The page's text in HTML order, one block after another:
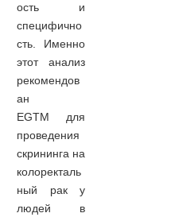
ость и
специфично
сть. Именно
этот анализ
рекомендов
ан
EGTM для
проведения
скрининга на
колоректаль
ный рак у
людей в